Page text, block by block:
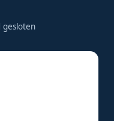
gesloten